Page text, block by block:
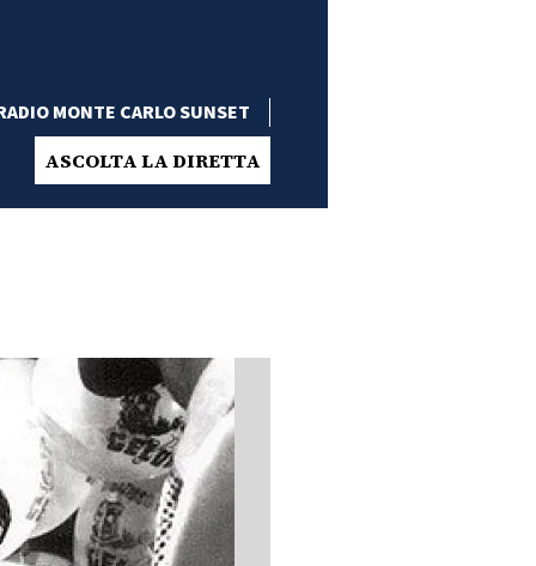
MONTE CARLO SUNSET
ASCOLTA LA DIRETTA